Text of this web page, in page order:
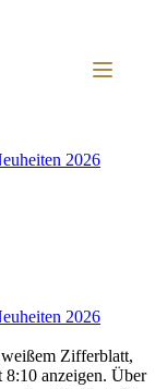
2026
2026